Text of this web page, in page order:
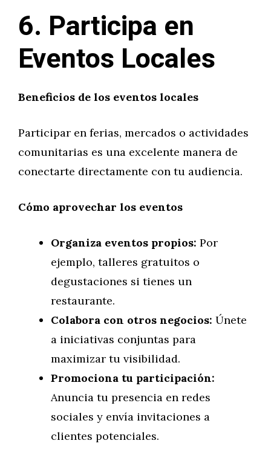
6. Participa en
Eventos Locales
Beneficios de los eventos locales
Participar en ferias, mercados o actividades
comunitarias es una excelente manera de
conectarte directamente con tu audiencia.
Cómo aprovechar los eventos
Organiza eventos propios: Por
ejemplo, talleres gratuitos o
degustaciones si tienes un
restaurante.
Colabora con otros negocios: Únete
a iniciativas conjuntas para
maximizar tu visibilidad.
Promociona tu participación:
Anuncia tu presencia en redes
sociales y envía invitaciones a
clientes potenciales.